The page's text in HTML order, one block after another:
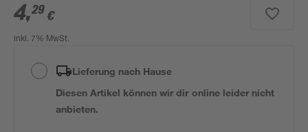
4,29 €
inkl. 7% MwSt.
Lieferung nach Hause
Diesen Artikel können wir dir online leider nicht
anbieten.